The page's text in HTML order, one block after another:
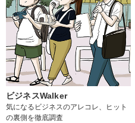
ビジネスWalker
気になるビジネスのアレコレ、ヒット
の裏側を徹底調査